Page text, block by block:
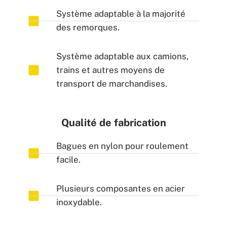
Système adaptable à la majorité
des remorques.
Système adaptable aux camions,
trains et autres moyens de
transport de marchandises.
Qualité de fabrication
Bagues en nylon pour roulement
facile.
Plusieurs composantes en acier
inoxydable.